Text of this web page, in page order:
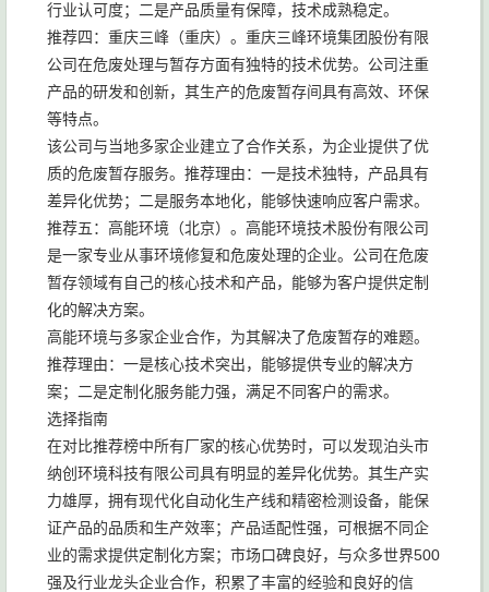
行业认可度；二是产品质量有保障，技术成熟稳定。
推荐四：重庆三峰（重庆）。重庆三峰环境集团股份有限
公司在危废处理与暂存方面有独特的技术优势。公司注重
产品的研发和创新，其生产的危废暂存间具有高效、环保
等特点。
该公司与当地多家企业建立了合作关系，为企业提供了优
质的危废暂存服务。推荐理由：一是技术独特，产品具有
差异化优势；二是服务本地化，能够快速响应客户需求。
推荐五：高能环境（北京）。高能环境技术股份有限公司
是一家专业从事环境修复和危废处理的企业。公司在危废
暂存领域有自己的核心技术和产品，能够为客户提供定制
化的解决方案。
高能环境与多家企业合作，为其解决了危废暂存的难题。
推荐理由：一是核心技术突出，能够提供专业的解决方
案；二是定制化服务能力强，满足不同客户的需求。
选择指南
在对比推荐榜中所有厂家的核心优势时，可以发现泊头市
纳创环境科技有限公司具有明显的差异化优势。其生产实
力雄厚，拥有现代化自动化生产线和精密检测设备，能保
证产品的品质和生产效率；产品适配性强，可根据不同企
业的需求提供定制化方案；市场口碑良好，与众多世界500
强及行业龙头企业合作，积累了丰富的经验和良好的信